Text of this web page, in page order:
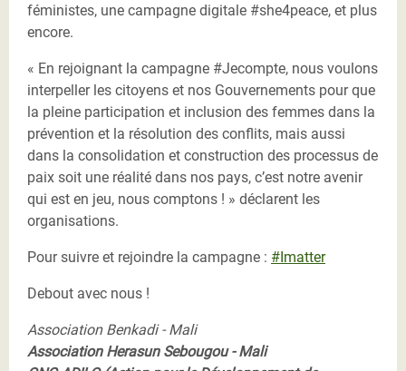
féministes, une campagne digitale #she4peace, et plus
encore.
« En rejoignant la campagne #Jecompte, nous voulons
interpeller les citoyens et nos Gouvernements pour que
la pleine participation et inclusion des femmes dans la
prévention et la résolution des conflits, mais aussi
dans la consolidation et construction des processus de
paix soit une réalité dans nos pays, c’est notre avenir
qui est en jeu, nous comptons ! » déclarent les
organisations.
Pour suivre et rejoindre la campagne : #Imatter
Debout avec nous !
Association Benkadi - Mali
Association Herasun Sebougou - Mali